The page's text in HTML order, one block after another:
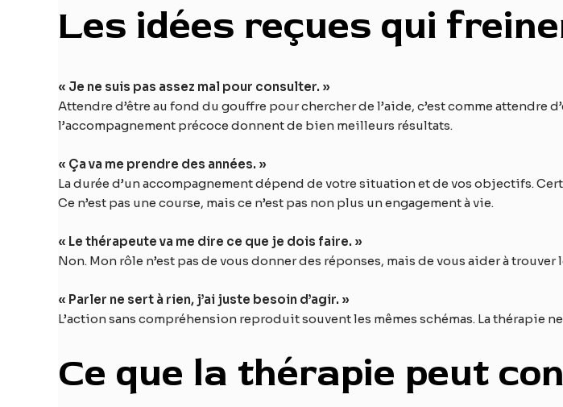
Les idées reçues qui
« Je ne suis pas assez mal pour consulter. »
Attendre d’être au fond du gouffre pour chercher de l’aide, c’est comme attendre
l’accompagnement précoce donnent de bien meilleurs résultats.
« Ça va me prendre des années. »
La durée d’un accompagnement dépend de votre situation et de vos objectifs.
Ce n’est pas une course, mais ce n’est pas non plus un engagement à vie.
« Le thérapeute va me dire ce que je dois faire. »
Non. Mon rôle n’est pas de vous donner des réponses, mais de vous aider à
« Parler ne sert à rien, j’ai juste besoin d’agir. »
L’action sans compréhension reproduit souvent les mêmes schémas. La thérapie
Ce que la thérapie peut